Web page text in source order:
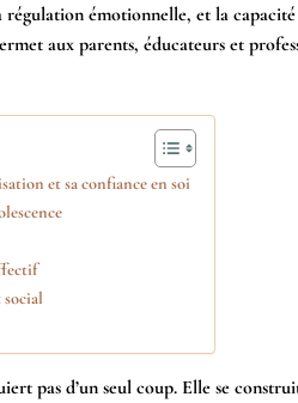
émotionnelle, et la
aux parents, éducateurs et
et sa confiance en soi
social
pas d’un seul coup. Elle se